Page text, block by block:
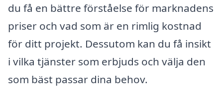
du få en bättre förståelse för marknadens
priser och vad som är en rimlig kostnad
för ditt projekt. Dessutom kan du få insikt
i vilka tjänster som erbjuds och välja den
som bäst passar dina behov.